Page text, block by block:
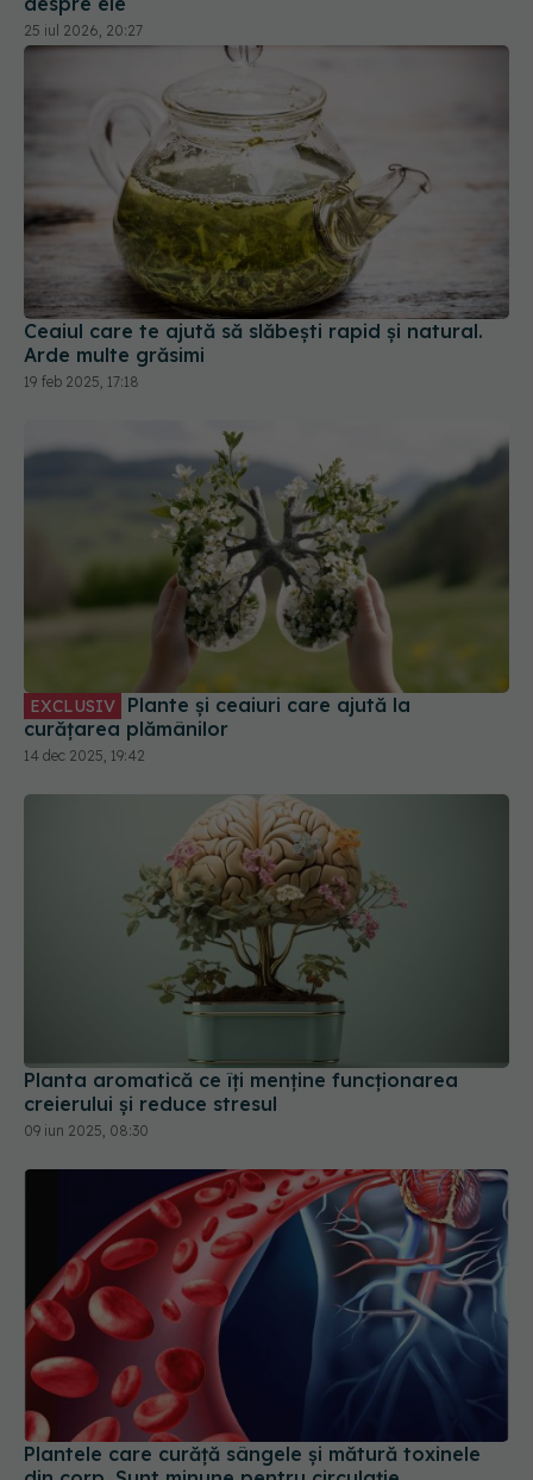
Ceaiul care te ajută să slăbești rapid și natural.
Arde multe grăsimi
19 feb 2025, 17:18
14 dec 2025, 19:42
Planta aromatică ce îți menține funcționarea
09 iun 2025, 08:30
Plantele care curăță sângele și mătură toxinele
din corp. Sunt minune pentru circulație
29 sep 2025, 19:11